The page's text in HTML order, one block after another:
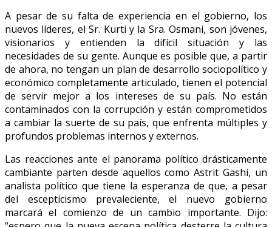
A pesar de su falta de experiencia en el gobierno, los
nuevos líderes, el Sr. Kurti y la Sra. Osmani, son jóvenes,
visionarios y entienden la difícil situación y las
necesidades de su gente. Aunque es posible que, a partir
de ahora, no tengan un plan de desarrollo sociopolítico y
económico completamente articulado, tienen el potencial
de servir mejor a los intereses de su país. No están
contaminados con la corrupción y están comprometidos
a cambiar la suerte de su país, que enfrenta múltiples y
profundos problemas internos y externos.
Las reacciones ante el panorama político drásticamente
cambiante parten desde aquellos como Astrit Gashi, un
analista político que tiene la esperanza de que, a pesar
del escepticismo prevaleciente, el nuevo gobierno
marcará el comienzo de un cambio importante. Dijo: